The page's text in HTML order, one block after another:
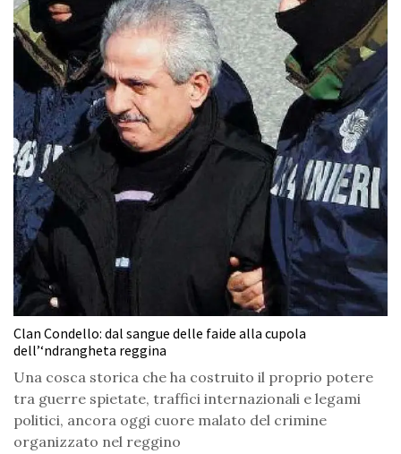
Clan Condello: dal sangue delle faide alla cupola
dell’‘ndrangheta reggina
Una cosca storica che ha costruito il proprio potere
tra guerre spietate, traffici internazionali e legami
politici, ancora oggi cuore malato del crimine
organizzato nel reggino